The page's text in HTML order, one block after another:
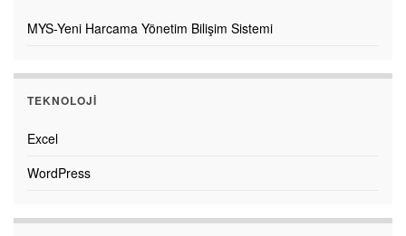
MYS-Yeni Harcama Yönetim Bilişim Sistemi
TEKNOLOJI
Excel
WordPress